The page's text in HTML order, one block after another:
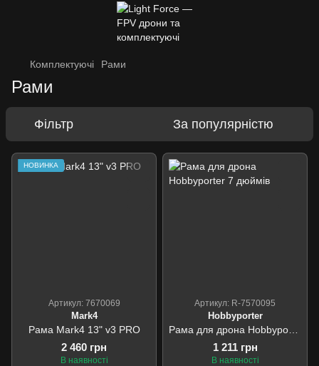
Комплектуючі Рами
Рами
Фільтр За популярністю
НОВИНКА
Артикул: 7670069
Mark4
Рама Mark4 13" v3 PRO
2 460 грн
В наявності
Артикул: R-7570095
Hobbyporter
1 211 грн
В наявності